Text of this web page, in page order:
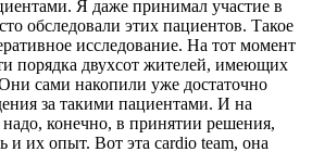
Я даже принимал участие в
обследовали этих пациентов. Такое
исследование. На тот момент
порядка двухсот жителей, имеющих
Они сами накопили уже достаточно
за такими пациентами. И на
конечно, в принятии решения,
и их опыт. Вот эта cardio team, она